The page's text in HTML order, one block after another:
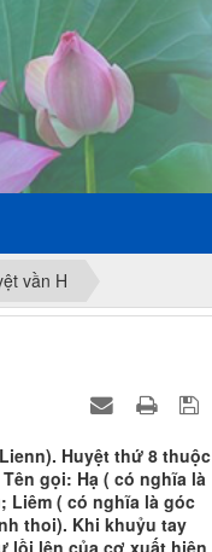
vần H
Huyệt thứ 8 thuộc
gọi: Hạ ( có nghĩa là
( có nghĩa là góc
thoi). Khi khuỷu tay